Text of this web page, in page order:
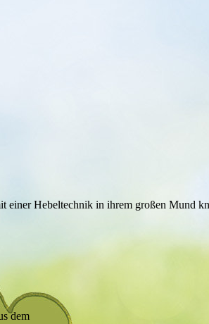
Hebeltechnik in ihrem großen Mund
dem